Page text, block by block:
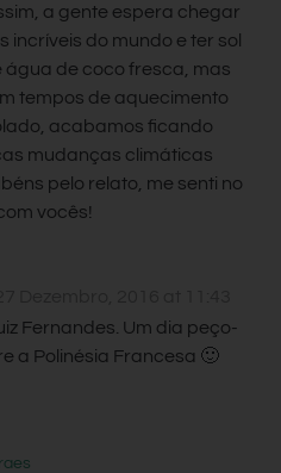
a gente espera chegar
incríveis do mundo e ter sol
água de coco fresca, mas
tempos de aquecimento
acabamos ficando
mudanças climáticas
pelo relato, me senti no
vocês!
Fernandes. Um dia peço-
a Polinésia Francesa 🙂